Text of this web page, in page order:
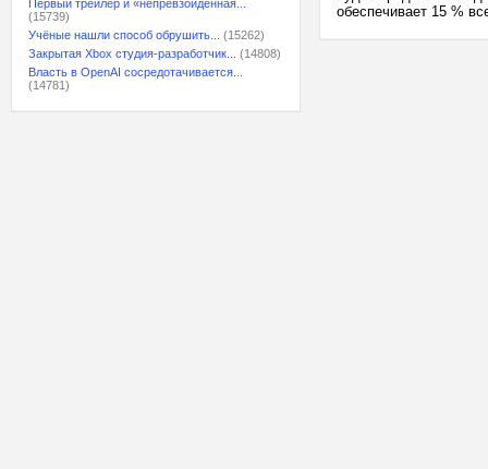
Первый трейлер и «непревзойдённая...
(15739)
Учёные нашли способ обрушить...
(15262)
Закрытая Xbox студия-разработчик...
(14808)
Власть в OpenAI сосредотачивается...
(14781)
обеспечивает 15 %